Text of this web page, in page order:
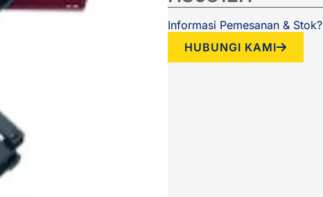
Informasi Pemesanan & Stok?
HUBUNGI KAMI